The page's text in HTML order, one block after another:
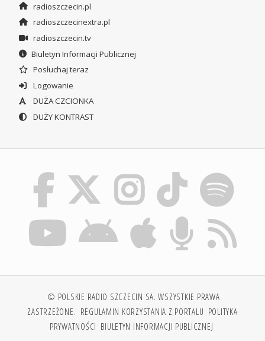
radioszczecin.pl
radioszczecinextra.pl
radioszczecin.tv
Biuletyn Informacji Publicznej
Posłuchaj teraz
Logowanie
DUŻA CZCIONKA
DUŻY KONTRAST
© POLSKIE RADIO SZCZECIN SA. WSZYSTKIE PRAWA
ZASTRZEŻONE. REGULAMIN KORZYSTANIA Z PORTALU POLITYKA
PRYWATNOŚCI BIULETYN INFORMACJI PUBLICZNEJ